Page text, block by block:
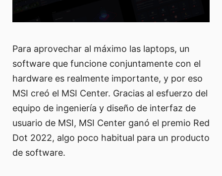
Para aprovechar al máximo las laptops, un
software que funcione conjuntamente con el
hardware es realmente importante, y por eso
MSI creó el MSI Center. Gracias al esfuerzo del
equipo de ingeniería y diseño de interfaz de
usuario de MSI, MSI Center ganó el premio Red
Dot 2022, algo poco habitual para un producto
de software.